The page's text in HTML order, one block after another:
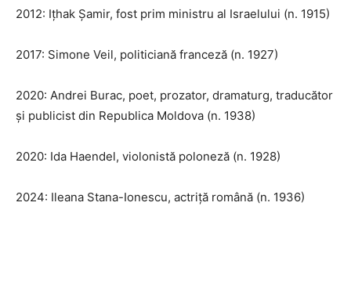
2012: Ițhak Șamir, fost prim ministru al Israelului (n. 1915)
2017: Simone Veil, politiciană franceză (n. 1927)
2020: Andrei Burac, poet, prozator, dramaturg, traducător
și publicist din Republica Moldova (n. 1938)
2020: Ida Haendel, violonistă poloneză (n. 1928)
2024: Ileana Stana-Ionescu, actriță română (n. 1936)